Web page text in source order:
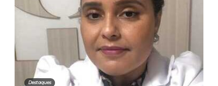
Destaques